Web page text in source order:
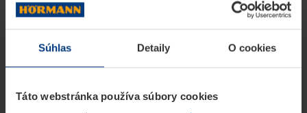
Súhlas Detaily O cookies
Táto webstránka používa súbory cookies